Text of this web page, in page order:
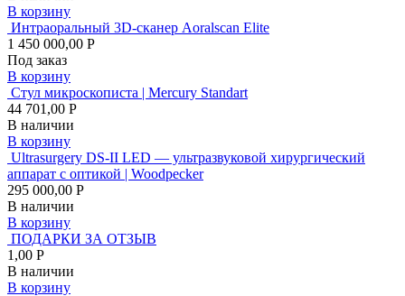
В корзину
Интраоральный 3D-сканер Aoralscan Elite
1 450 000,00 Р
Под заказ
В корзину
Стул микроскописта | Mercury Standart
44 701,00 Р
В наличии
В корзину
Ultrasurgery DS-II LED — ультразвуковой хирургический
аппарат с оптикой | Woodpecker
295 000,00 Р
В наличии
В корзину
ПОДАРКИ ЗА ОТЗЫВ
1,00 Р
В наличии
В корзину